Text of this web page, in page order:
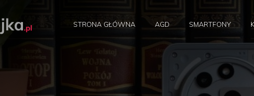
STRONA GŁÓWNA AGD SMARTFONY